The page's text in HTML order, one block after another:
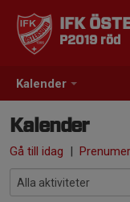
Kalender
IFK
P2019 röd
Kalender
Gå till idag |